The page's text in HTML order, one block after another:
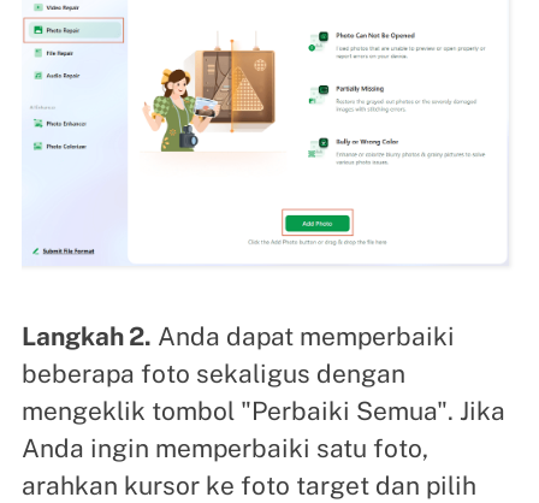
Langkah 2. Anda dapat memperbaiki
beberapa foto sekaligus dengan
mengeklik tombol "Perbaiki Semua". Jika
Anda ingin memperbaiki satu foto,
arahkan kursor ke foto target dan pilih